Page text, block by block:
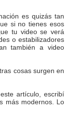
es quizás tan
si no tienes esos
tu video se verá
o estabilizadores
también a video
cosas surgen en
artículo, escribí
más modernos. Lo